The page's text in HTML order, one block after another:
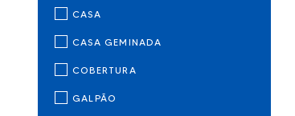
CASA
CASA GEMINADA
COBERTURA
GALPÃO